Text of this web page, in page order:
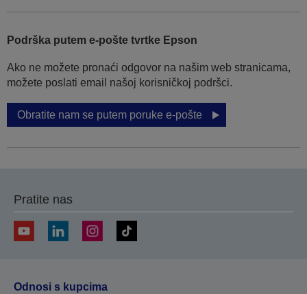
Podrška putem e-pošte tvrtke Epson
Ako ne možete pronaći odgovor na našim web stranicama,
možete poslati email našoj korisničkoj podršci.
Obratite nam se putem poruke e-pošte
Pratite nas
Odnosi s kupcima